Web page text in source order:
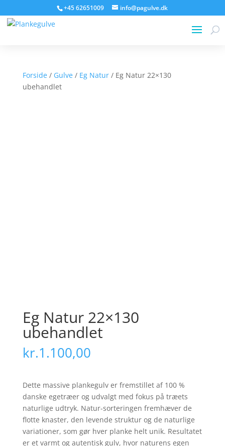
+45 62651009 info@pagulve.dk
Forside/ Gulve/ Eg Natur/ Eg Natur 22×130
ubehandlet
Eg Natur 22×130
ubehandlet
kr.1.100,00
Dette massive plankegulv er fremstillet af 100 %
danske egetræer og udvalgt med fokus på træets
naturlige udtryk. Natur-sorteringen fremhæver de
flotte knaster, den levende struktur og de naturlige
variationer, som gør hver planke helt unik. Resultatet
er et varmt og autentisk gulv, hvor naturens egen